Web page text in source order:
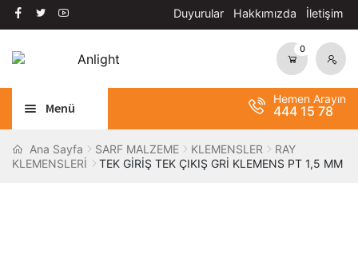
Duyurular Hakkımızda İletişim
Dolaşıma
İçeriğe
0
Menü
AYDINLATMA
Hemen Arayın
444 15 78
Ana Sayfa SARF MALZEME KLEMENSLER
RAY
KLEMENSLERİ
TEK GİRİŞ TEK ÇIKIŞ GRİ KLEMENS PT 1,5 MM